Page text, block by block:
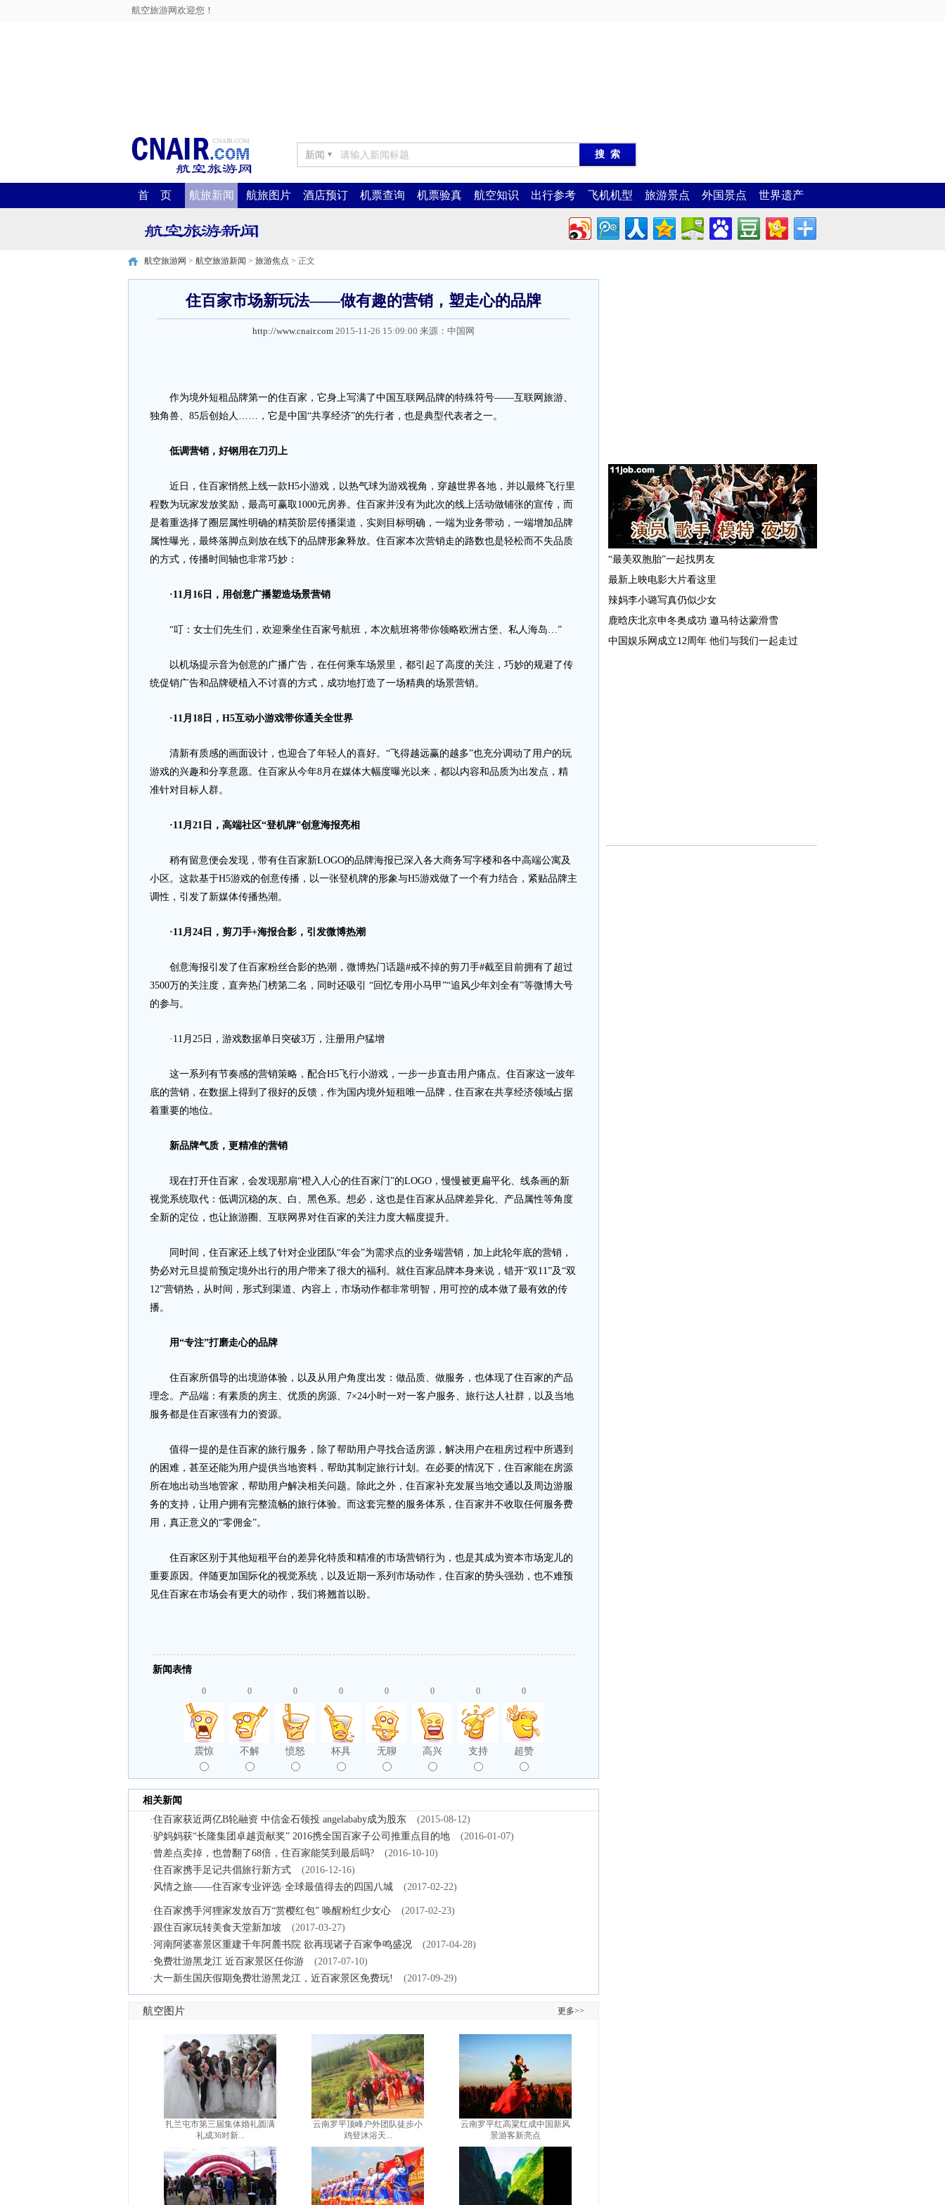
航空旅游网欢迎您！
新闻 ▼
首 页 航旅新闻 航旅图片 酒店预订 机票查询 机票验真 航空知识 出行参考 飞机机型 旅游景点 外国景点 世界遗产
航空旅游网 > 航空旅游新闻 > 旅游焦点 > 正文
住百家市场新玩法——做有趣的营销，塑走心的品牌
http://www.cnair.com 2015-11-26 15:09:00 来源： 中国网
作为境外短租品牌第一的住百家，它身上写满了中国互联网品牌的特殊符号——互联网旅游、
独角兽、85后创始人……，它是中国“共享经济”的先行者，也是典型代表者之一。
低调营销，好钢用在刀刃上
近日，住百家悄然上线一款H5小游戏，以热气球为游戏视角，穿越世界各地，并以最终飞行里
程数为玩家发放奖励，最高可赢取1000元房券。住百家并没有为此次的线上活动做铺张的宣传，而
是着重选择了圈层属性明确的精英阶层传播渠道，实则目标明确，一端为业务带动，一端增加品牌
属性曝光，最终落脚点则放在线下的品牌形象释放。住百家本次营销走的路数也是轻松而不失品质
的方式，传播时间轴也非常巧妙：
·11月16日，用创意广播塑造场景营销
“叮：女士们先生们，欢迎乘坐住百家号航班，本次航班将带你领略欧洲古堡、私人海岛…”
以机场提示音为创意的广播广告，在任何乘车场景里，都引起了高度的关注，巧妙的规避了传
统促销广告和品牌硬植入不讨喜的方式，成功地打造了一场精典的场景营销。
·11月18日，H5互动小游戏带你通关全世界
清新有质感的画面设计，也迎合了年轻人的喜好。“飞得越远赢的越多”也充分调动了用户的玩
游戏的兴趣和分享意愿。住百家从今年8月在媒体大幅度曝光以来，都以内容和品质为出发点，精
准针对目标人群。
·11月21日，高端社区“登机牌”创意海报亮相
稍有留意便会发现，带有住百家新LOGO的品牌海报已深入各大商务写字楼和各中高端公寓及
小区。这款基于H5游戏的创意传播，以一张登机牌的形象与H5游戏做了一个有力结合，紧贴品牌主
调性，引发了新媒体传播热潮。
·11月24日，剪刀手+海报合影，引发微博热潮
创意海报引发了住百家粉丝合影的热潮，微博热门话题#戒不掉的剪刀手#截至目前拥有了超过
3500万的关注度，直奔热门榜第二名，同时还吸引 “回忆专用小马甲”“追风少年刘全有”等微博大号
的参与。
·11月25日，游戏数据单日突破3万，注册用户猛增
这一系列有节奏感的营销策略，配合H5飞行小游戏，一步一步直击用户痛点。住百家这一波年
底的营销，在数据上得到了很好的反馈，作为国内境外短租唯一品牌，住百家在共享经济领域占据
着重要的地位。
新品牌气质，更精准的营销
现在打开住百家，会发现那扇“橙入人心的住百家门”的LOGO，慢慢被更扁平化、线条画的新
视觉系统取代：低调沉稳的灰、白、黑色系。想必，这也是住百家从品牌差异化、产品属性等角度
全新的定位，也让旅游圈、互联网界对住百家的关注力度大幅度提升。
同时间，住百家还上线了针对企业团队“年会”为需求点的业务端营销，加上此轮年底的营销，
势必对元旦提前预定境外出行的用户带来了很大的福利。就住百家品牌本身来说，错开“双11”及“双
12”营销热，从时间，形式到渠道、内容上，市场动作都非常明智，用可控的成本做了最有效的传
播。
用“专注”打磨走心的品牌
住百家所倡导的出境游体验，以及从用户角度出发：做品质、做服务，也体现了住百家的产品
理念。产品端：有素质的房主、优质的房源、7×24小时一对一客户服务、旅行达人社群，以及当地
服务都是住百家强有力的资源。
值得一提的是住百家的旅行服务，除了帮助用户寻找合适房源，解决用户在租房过程中所遇到
的困难，甚至还能为用户提供当地资料，帮助其制定旅行计划。在必要的情况下，住百家能在房源
所在地出动当地管家，帮助用户解决相关问题。除此之外，住百家补充发展当地交通以及周边游服
务的支持，让用户拥有完整流畅的旅行体验。而这套完整的服务体系，住百家并不收取任何服务费
用，真正意义的“零佣金”。
住百家区别于其他短租平台的差异化特质和精准的市场营销行为，也是其成为资本市场宠儿的
重要原因。伴随更加国际化的视觉系统，以及近期一系列市场动作，住百家的势头强劲，也不难预
见住百家在市场会有更大的动作，我们将翘首以盼。
新闻表情
0
震惊
0
不解
0
愤怒
0
杯具
0
无聊
0
高兴
0
支持
0
超赞
相关新闻
·住百家获近两亿B轮融资 中信金石领投 angelababy成为股东
(2015-08-12)
·驴妈妈获“长隆集团卓越贡献奖” 2016携全国百家子公司推重点目的地
(2016-01-07)
· 曾差点卖掉，也曾翻了68倍，住百家能笑到最后吗?
(2016-10-10)
·住百家携手足记共倡旅行新方式
(2016-12-16)
· 风情之旅——住百家专业评选·全球最值得去的四国八城 (2017-02-22)
·住百家携手河狸家发放百万“赏樱红包” 唤醒粉红少女心
(2017-02-23)
· 跟住百家玩转美食天堂新加坡
(2017-03-27)
·河南阿婆寨景区重建千年阿麓书院 欲再现诸子百家争鸣盛况
(2017-04-28)
·免费壮游黑龙江 近百家景区任你游
(2017-07-10)
· 大一新生国庆假期免费壮游黑龙江，近百家景区免费玩! (2017-09-29)
航空图片 更多>>
扎兰屯市第三届集体婚礼圆满
礼成36对新...
云南罗平顶峰户外团队徒步小
鸡登沐浴天...
云南罗平红高粱红成中国新风
景游客新亮点